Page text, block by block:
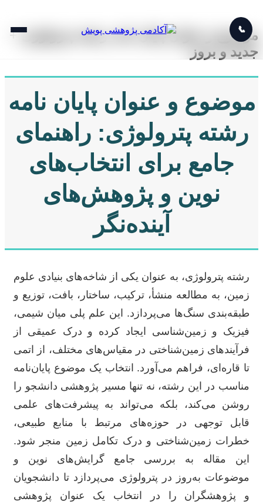
📞
موضوع و عنوان پایان نامه رشته پترولوژی +
جدید و بروز
موضوع و عنوان پایان نامه
رشته پترولوژی: راهنمای
جامع برای انتخاب‌های
نوین و پژوهش‌های
آینده‌نگر
رشته پترولوژی، به عنوان یکی از شاخه‌های بنیادی علوم
زمین، به مطالعه منشأ، ترکیب، ساختار، بافت، توزیع و
طبقه‌بندی سنگ‌ها می‌پردازد. این علم پلی میان شیمی،
فیزیک و زمین‌شناسی ایجاد کرده و درک عمیقی از
فرآیندهای زمین‌شناختی در مقیاس‌های مختلف، از اتمی
تا قاره‌ای، فراهم می‌آورد. انتخاب یک موضوع پایان‌نامه
مناسب در این رشته، نه تنها مسیر پژوهشی دانشجو را
روشن می‌کند، بلکه می‌تواند به پیشرفت‌های علمی
قابل توجهی در حوزه‌های مرتبط با منابع طبیعی،
خطرات زمین‌شناختی و درک تکامل زمین منجر شود.
این مقاله به بررسی جامع گرایش‌های نوین و
موضوعات به‌روز در پترولوژی می‌پردازد تا دانشجویان
و پژوهشگران را در انتخاب یک عنوان پژوهشی